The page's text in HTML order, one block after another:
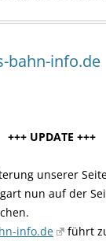
bahn-info.de
+++ UPDATE +++
unserer
nun auf der
info.de
führt